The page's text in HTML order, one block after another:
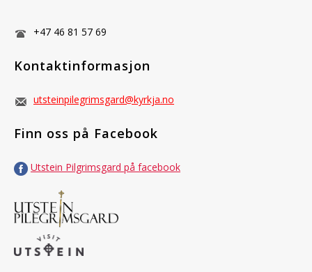
+47 46 81 57 69
Kontaktinformasjon
utsteinpilegrimsgard@kyrkja.no
Finn oss på Facebook
Utstein Pilgrimsgard på facebook